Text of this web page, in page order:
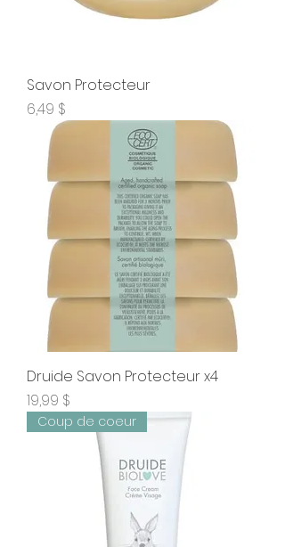
Savon Protecteur
Prix
6,49 $
Druide Savon Protecteur x4
Prix
19,99 $
Coup de coeur